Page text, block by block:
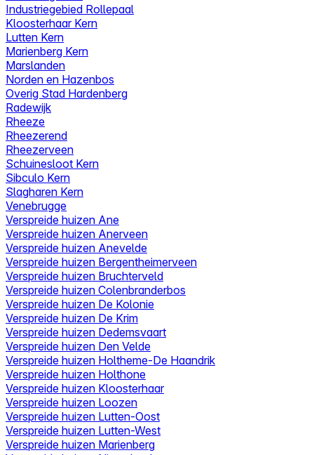
Industriegebied Rollepaal
Kloosterhaar Kern
Lutten Kern
Marienberg Kern
Marslanden
Norden en Hazenbos
Overig Stad Hardenberg
Radewijk
Rheeze
Rheezerend
Rheezerveen
Schuinesloot Kern
Sibculo Kern
Slagharen Kern
Venebrugge
Verspreide huizen Ane
Verspreide huizen Anerveen
Verspreide huizen Anevelde
Verspreide huizen Bergentheimerveen
Verspreide huizen Bruchterveld
Verspreide huizen Colenbranderbos
Verspreide huizen De Kolonie
Verspreide huizen De Krim
Verspreide huizen Dedemsvaart
Verspreide huizen Den Velde
Verspreide huizen Holtheme-De Haandrik
Verspreide huizen Holthone
Verspreide huizen Kloosterhaar
Verspreide huizen Loozen
Verspreide huizen Lutten-Oost
Verspreide huizen Lutten-West
Verspreide huizen Marienberg